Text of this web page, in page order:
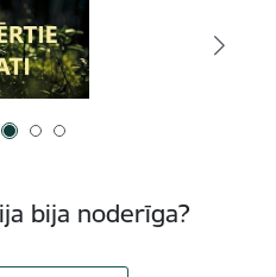
bija noderīga?